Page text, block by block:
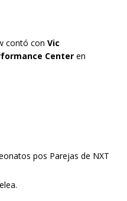
contó con Vic
Centeren
pos Parejas de NXT